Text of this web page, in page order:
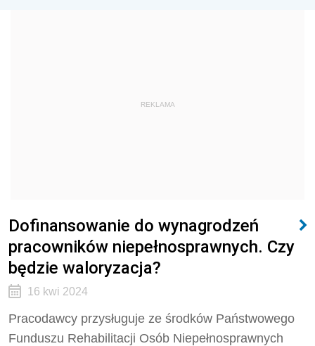
REKLAMA
Dofinansowanie do wynagrodzeń
pracowników niepełnosprawnych. Czy
będzie waloryzacja?
16 kwi 2024
Pracodawcy przysługuje ze środków Państwowego
Funduszu Rehabilitacji Osób Niepełnosprawnych